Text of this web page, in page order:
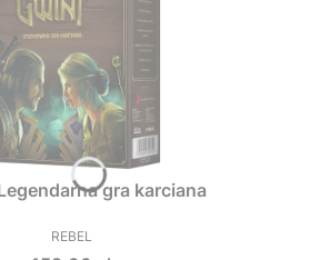
gra karciana
PRODUCENT
REBEL